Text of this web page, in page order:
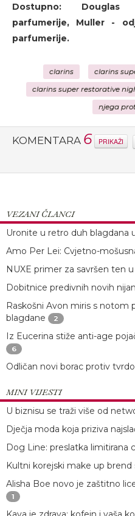
Dostupno: Douglas
parfumerije, Muller -
parfumerije.
clarins clarins
clarins super restorative
njega
KOMENTARA 6 PRIKAŽI
VEZANI ČLANCI
Uronite u retro duh blagdana
Amo Per Lei: Cvjetno-
NUXE primer za savršen ten
Dobitnice predivnih novih
Raskošni Avon miris s notom
blagdane
2
Iz Eucerina stiže anti-age
6
Odličan novi borac protiv
MINI VIJESTI
U biznisu se traži više od
Dječja moda koja priziva
Dog Line: preslatka limitirana
Kultni korejski make up
Alisha Boe novo je zaštitno
1